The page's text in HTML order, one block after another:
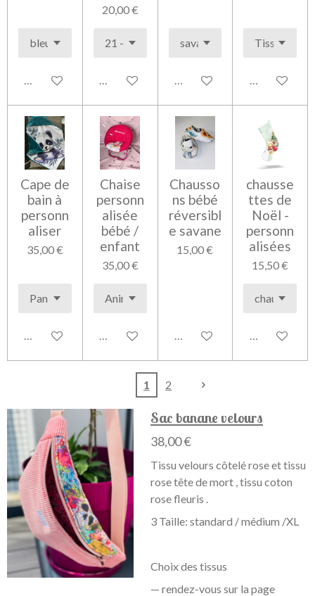
Voir les détails
20,00 €
Voir les détails Voir les détails Voir les
Cape de
bain à
personn
aliser
35,00 €
Voir les détails
Chaise
personn
alisée
bébé /
enfant
35,00 €
Voir les détails
Chausso
ns bébé
réversibl
e savane
15,00 €
Voir les détails
chausse
ttes de
Noël -
personn
alisées
15,50 €
Voir les
1 2
Sac banane velours
38,00 €
Tissu velours côtelé rose et tissu
rose tête de mort , tissu coton
rose fleuris .
3 Taille: standard / médium /XL
Choix des tissus
— rendez-vous sur la page